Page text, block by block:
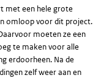
met een hele grote
omloop voor dit project.
moeten ze een
te maken voor alle
erdoorheen. Na de
zelf weer aan en